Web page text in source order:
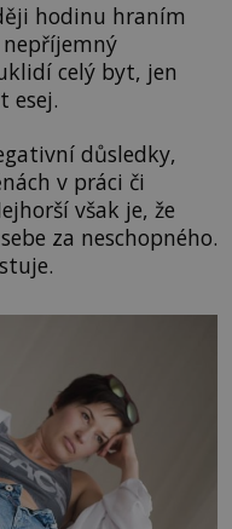
hodinu hraním
celý byt, jen
esej.
důsledky,
v práci či
však je, že
za neschopného.